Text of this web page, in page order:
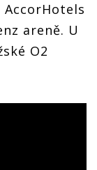
areně. U
O2